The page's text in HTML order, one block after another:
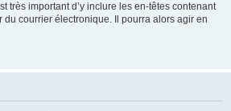
très important d’y inclure les en-têtes contenant
du courrier électronique. Il pourra alors agir en